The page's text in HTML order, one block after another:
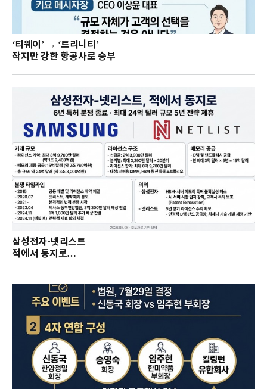
‘티웨이’ → ‘트리니티’
작지만 강한 항공사로 승부
삼성전자-넷리스트
적에서 동지로…